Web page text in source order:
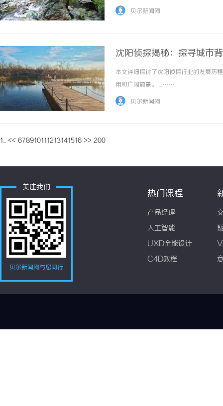
务。FEDEX&UPS上海国际快递清关
贝尔新闻网
沈阳侦探揭秘：探寻城市
本文详细探讨了沈阳侦探行业的发展历
用和广阔前景。 ...……
贝尔新闻网
1... << 678910111213141516 >> 200
关注我们
贝尔新闻网与您同行
热门课程
产品经理
人工智能
UXD全能设计
C4D教程